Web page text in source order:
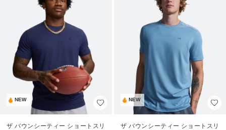
NEW
ザ バウンシーティー ショートスリ
NEW
ザ バウンシーティー ショートスリ